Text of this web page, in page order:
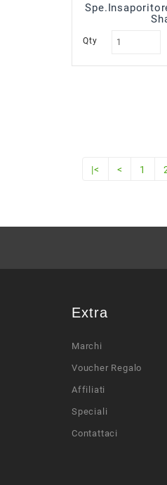
Qty
|< < 1
Extra
Marchi
Voucher Regalo
Affiliati
Speciali
Contattaci